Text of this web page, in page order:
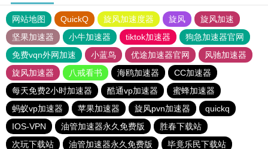
网站地图 QuickQ 旋风加速度器 旋风
旋风加速
坚果加速器
小牛加速器 tiktok加速器
狗急加速器官网
免费vqn外网加速
小蓝鸟 优途加速器官网
风驰加速器
旋风加速器
八戒看书 海鸥加速器
CC加速器
每天免费2小时加速器
酷通vp加速器
蜜蜂加速器
蚂蚁vp加速器
苹果加速器 旋风pvn加速器
quickq
IOS-VPN
油管加速器永久免费版
胜春下载站
次玩下载站
油管加速器永久免费版 毕竟乐民下载站